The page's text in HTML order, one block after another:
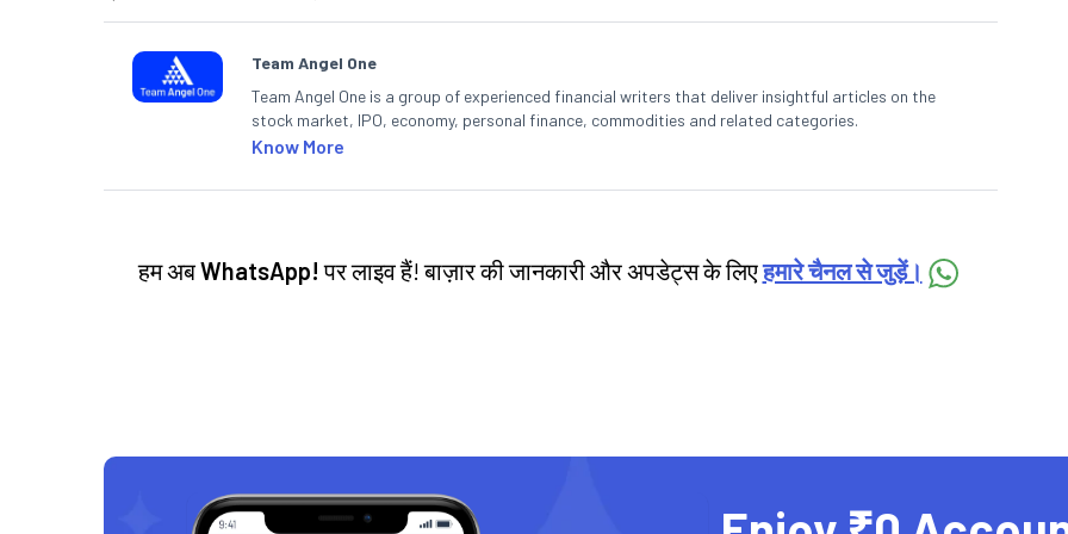
Team Angel One
Team Angel One is a group of experienced financial writers that deliver insightful articles on the
stock market, IPO, economy, personal finance, commodities and related categories.
Know More
हम अबWhatsApp! पर लाइव हैं! बाज़ार की जानकारी और अपडेट्स के लिएहमारे चैनल से जुड़ें।